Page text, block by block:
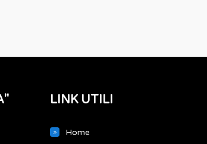
LINK UTILI
Home